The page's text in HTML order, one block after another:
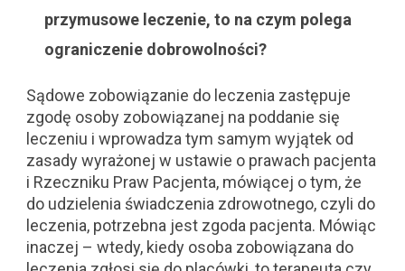
przymusowe leczenie, to na czym polega
ograniczenie dobrowolności?
Sądowe zobowiązanie do leczenia zastępuje
zgodę osoby zobowiązanej na poddanie się
leczeniu i wprowadza tym samym wyjątek od
zasady wyrażonej w ustawie o prawach pacjenta
i Rzeczniku Praw Pacjenta, mówiącej o tym, że
do udzielenia świadczenia zdrowotnego, czyli do
leczenia, potrzebna jest zgoda pacjenta. Mówiąc
inaczej – wtedy, kiedy osoba zobowiązana do